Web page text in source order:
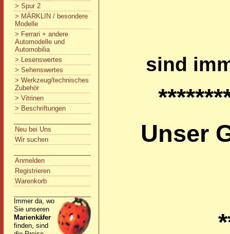
> Spur 2
> MÄRKLIN / besondere
Modelle
> Ferrari + andere
Automodelle und
Automobilia
> Lesenswertes
> Sehenswertes
> Werkzeug/technisches
Zubehör
> Vitrinen
> Beschriftungen
Neu bei Uns
Wir suchen
Anmelden
Registrieren
Warenkorb
Immer da, wo
Sie unseren
Marienkäfer
finden, sind
sind
Unser